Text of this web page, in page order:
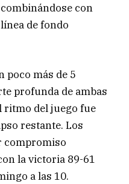
con
de fondo
poco más de 5
profunda de ambas
ritmo del juego fue
restante. Los
compromiso
la victoria 89-61
a las 10.